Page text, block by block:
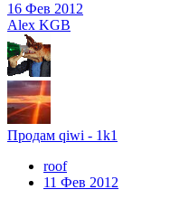
16 Фев 2012
Alex KGB
Продам qiwi - 1k1
roof
11 Фев 2012